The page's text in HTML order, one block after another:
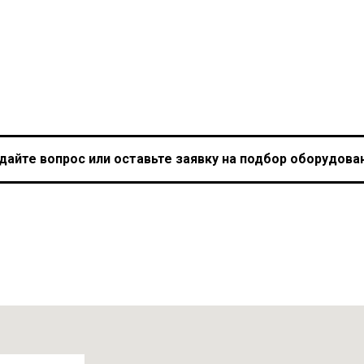
вопрос или оставьте заявку на подбор